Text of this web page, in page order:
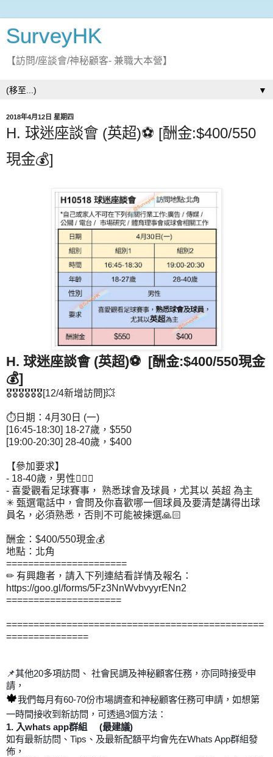
SurveyHK
【訪問/座談會/神秘顧客- 兼職大本營】
▼
2018年4月12日 星期四
H. 球迷座談會 (英超)⚽ [酬金:$400/550
現金💰]
H. 球迷座談會 (英超)⚽ [酬金:$400/550現金
💰]
🎖🎖🎖🎖🎖🎖[12/4新增訪問]💥
⏱日期：4月30日 (一)
[16:45-18:30] 18-27歲，$550
[19:00-20:30] 28-40歲，$400
【參加要求】
- 18-40歲，男性💁🏻‍♂
- 喜愛觀看足球賽事， 熟悉球會及球員，尤其以 英超 為主
✳ 甄選電話中，會問及你喜歡哪一個球員及要清楚講得出球
員名，必須熟悉，否則不可能被揀選🙏🏻
酬金：$400/550現金💰
地點：北角
======================
✏ 有興趣者，請入下列連結看詳情及報名：
https://goo.gl/forms/5Fz3NnWvbvyyrENn2
=====================
===============================================
===============
📌其他20多項訪問、 社會民調及神秘顧客任務，亦同時接受申
請 ，
🍁我們每月有60-70份市場調查和神秘顧客任務可申請，如想第
一時間接收到新訪問，可透過3個方法：
1. 入whats app群組 (最建議)
如有最新訪問、 Tips 、及最新配額平均會先在Whats App群組發
佈，